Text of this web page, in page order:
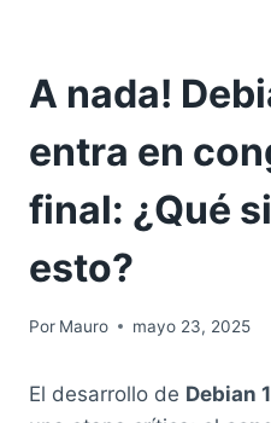
A nada!
entra en
final: ¿Qué
esto?
Por Mauro mayo 23, 2025
El desarrollo de Debian